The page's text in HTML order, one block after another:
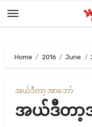
Home 2016 June
အယ်ဒီတာ့ အာဘော်
အယ်ဒီတာ့